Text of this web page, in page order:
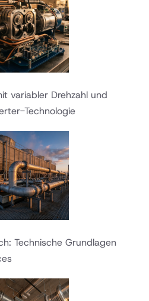
variabler Drehzahl und
Technologie
Technische Grundlagen